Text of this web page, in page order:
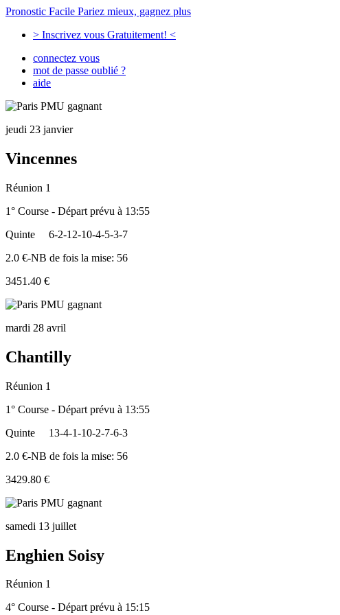
Pronostic Facile Pariez mieux, gagnez plus
> Inscrivez vous Gratuitement! <
connectez vous
mot de passe oublié ?
aide
jeudi 23 janvier
Vincennes
Réunion 1
1° Course - Départ prévu à 13:55
Quinte
6-2-12-10-4-5-3-7
2.0 €-NB de fois la mise: 56
3451.40 €
mardi 28 avril
Chantilly
Réunion 1
1° Course - Départ prévu à 13:55
Quinte
13-4-1-10-2-7-6-3
2.0 €-NB de fois la mise: 56
3429.80 €
samedi 13 juillet
Enghien Soisy
Réunion 1
4° Course - Départ prévu à 15:15